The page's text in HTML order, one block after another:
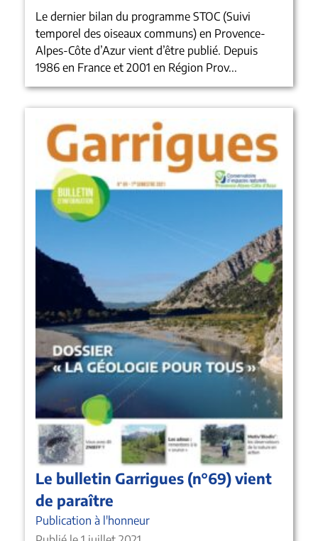
Le dernier bilan du programme STOC (Suivi
temporel des oiseaux communs) en Provence-
Alpes-Côte d’Azur vient d’être publié. Depuis
1986 en France et 2001 en Région Prov...
Le bulletin Garrigues (n°69) vient
de paraître
Publication à l'honneur